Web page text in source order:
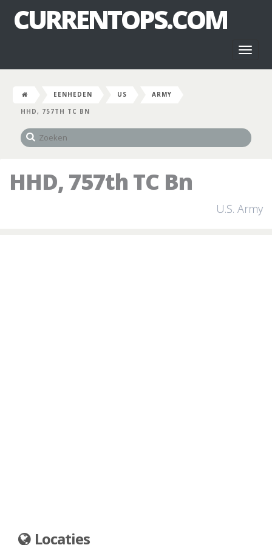
CURRENTOPS.COM
EENHEDEN US
ARMY
HHD, 757TH TC BN
HHD, 757th TC Bn
U.S. Army
Locaties